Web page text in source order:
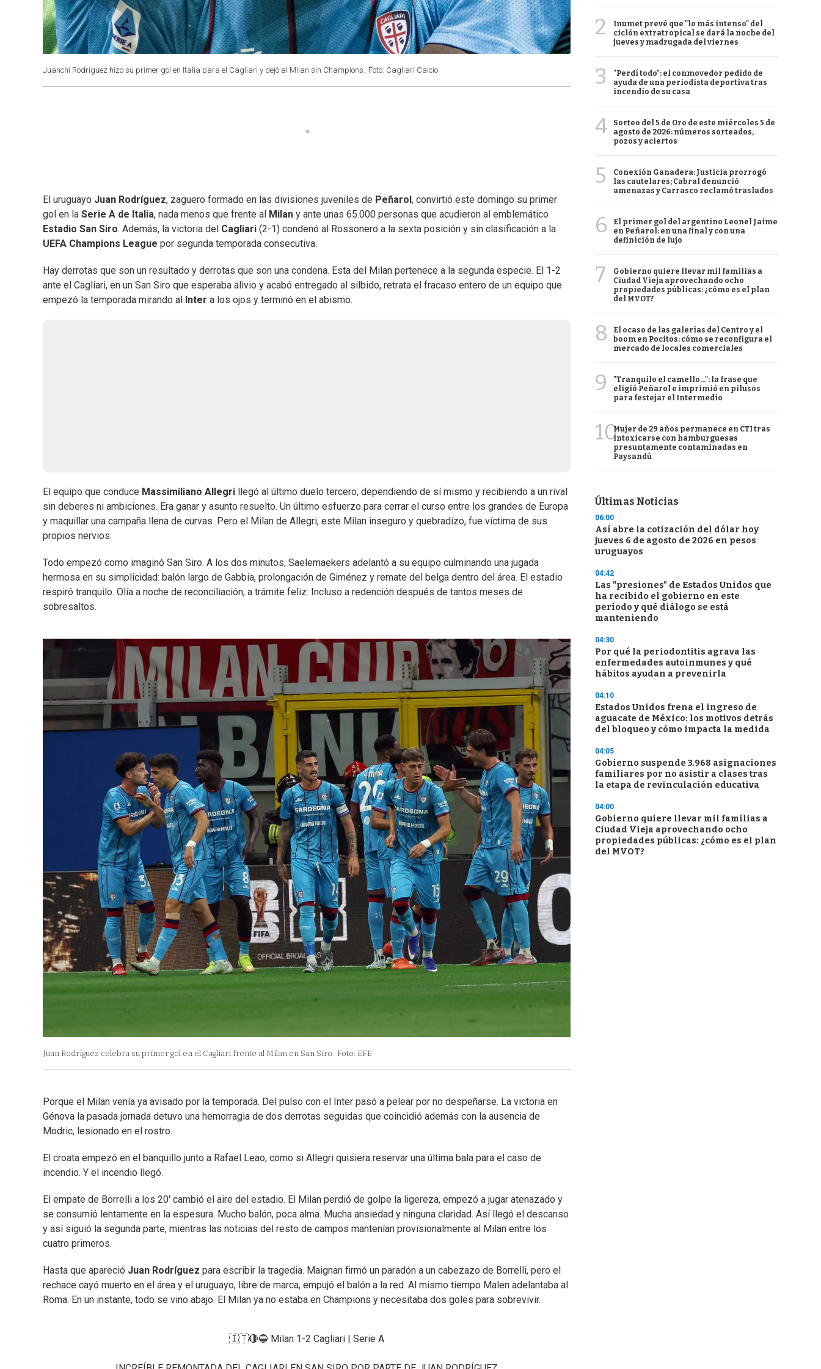
Juanchi Rodríguez hizo su primer gol en Italia para el Cagliari y dejó al Milan sin Champions. Foto: Cagliari Calcio
El uruguayo Juan Rodríguez, zaguero formado en las divisiones juveniles de Peñarol , convirtió este domingo su primer
gol en la Serie A de Italia, nada menos que frente al Milan y ante unas 65.000 personas que acudieron al emblemático
Estadio San Siro. Además, la victoria del Cagliari (2-1) condenó al Rossonero a la sexta posición y sin clasificación a la
UEFA Champions League por segunda temporada consecutiva.
Hay derrotas que son un resultado y derrotas que son una condena. Esta del Milan pertenece a la segunda especie. El 1-2
ante el Cagliari, en un San Siro que esperaba alivio y acabó entregado al silbido, retrata el fracaso entero de un equipo que
empezó la temporada mirando al
Inter a los ojos y terminó en el abismo.
El equipo que conduce Massimiliano Allegri llegó al último duelo tercero, dependiendo de sí mismo y recibiendo a un rival
sin deberes ni ambiciones. Era ganar y asunto resuelto. Un último esfuerzo para cerrar el curso entre los grandes de Europa
y maquillar una campaña llena de curvas. Pero el Milan de Allegri, este Milan inseguro y quebradizo, fue víctima de sus
propios nervios.
Todo empezó como imaginó San Siro. A los dos minutos, Saelemaekers adelantó a su equipo culminando una jugada
hermosa en su simplicidad: balón largo de Gabbia, prolongación de Giménez y remate del belga dentro del área. El estadio
respiró tranquilo. Olía a noche de reconciliación, a trámite feliz. Incluso a redención después de tantos meses de
sobresaltos.
Juan Rodríguez celebra su primer gol en el Cagliari frente al Milan en San Siro. Foto: EFE
Porque el Milan venía ya avisado por la temporada. Del pulso con el Inter pasó a pelear por no despeñarse. La victoria en
Génova la pasada jornada detuvo una hemorragia de dos derrotas seguidas que coincidió además con la ausencia de
Modric, lesionado en el rostro.
El croata empezó en el banquillo junto a Rafael Leao, como si Allegri quisiera reservar una última bala para el caso de
incendio. Y el incendio llegó.
El empate de Borrelli a los 20' cambió el aire del estadio. El Milan perdió de golpe la ligereza, empezó a jugar atenazado y
se consumió lentamente en la espesura. Mucho balón, poca alma. Mucha ansiedad y ninguna claridad. Así llegó el descanso
y así siguió la segunda parte, mientras las noticias del resto de campos mantenían provisionalmente al Milan entre los
cuatro primeros.
Hasta que apareció Juan Rodríguez para escribir la tragedia. Maignan firmó un paradón a un cabezazo de Borrelli, pero el
rechace cayó muerto en el área y el uruguayo, libre de marca, empujó el balón a la red. Al mismo tiempo Malen adelantaba al
Roma. En un instante, todo se vino abajo. El Milan ya no estaba en Champions y necesitaba dos goles para sobrevivir.
🇮🇹🔴🔵 Milan 1-2 Cagliari | Serie A
2
Inumet prevé que "lo más intenso" del
ciclón extratropical se dará la noche del
jueves y madrugada del viernes
3
"Perdí todo": el conmovedor pedido de
ayuda de una periodista deportiva tras
incendio de su casa
4
Sorteo del 5 de Oro de este miércoles 5 de
agosto de 2026: números sorteados,
pozos y aciertos
5
Conexión Ganadera: Justicia prorrogó
las cautelares; Cabral denunció
amenazas y Carrasco reclamó traslados
6
El primer gol del argentino Leonel Jaime
en Peñarol: en una final y con una
definición de lujo
7
Gobierno quiere llevar mil familias a
Ciudad Vieja aprovechando ocho
propiedades públicas: ¿cómo es el plan
del MVOT?
8
El ocaso de las galerías del Centro y el
boom en Pocitos: cómo se reconfigura el
mercado de locales comerciales
9
"Tranquilo el camello...": la frase que
eligió Peñarol e imprimió en pilusos
para festejar el Intermedio
10Mujer de 29 años permanece en CTI tras
intoxicarse con hamburguesas
presuntamente contaminadas en
Paysandú
Últimas Noticias
06:00
Así abre la cotización del dólar hoy
jueves 6 de agosto de 2026 en pesos
uruguayos
04:42
Las "presiones" de Estados Unidos que
ha recibido el gobierno en este
período y qué diálogo se está
manteniendo
04:30
Por qué la periodontitis agrava las
enfermedades autoinmunes y qué
hábitos ayudan a prevenirla
04:10
Estados Unidos frena el ingreso de
aguacate de México: los motivos detrás
del bloqueo y cómo impacta la medida
04:05
Gobierno suspende 3.968 asignaciones
familiares por no asistir a clases tras
la etapa de revinculación educativa
04:00
Gobierno quiere llevar mil familias a
Ciudad Vieja aprovechando ocho
propiedades públicas: ¿cómo es el plan
del MVOT?